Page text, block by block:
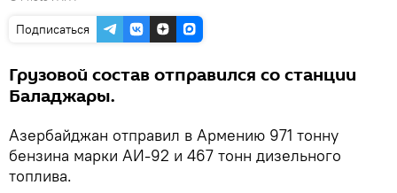
Подписаться
Грузовой состав отправился со станции
Баладжары.
Азербайджан отправил в Армению 971 тонну
бензина марки АИ-92 и 467 тонн дизельного
топлива.